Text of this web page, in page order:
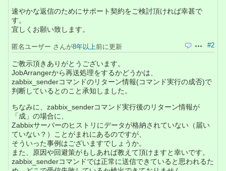
速やかな返信のためにサポート契約をご検討頂ければ幸甚で
す。
宜しくお願い致します。
引用 操作#2
匿名ユーザー さんが8年以上前に更新
ご教示頂きありがとうございます。
JobArrangerから再送処理をするかどうかは、
zabbix_senderコマンドのリターン情報(コマンド実行の成否)で
判断しているとのこと承知しました。
ちなみに、zabbix_senderコマンド実行後のリターン情報が
「成」の場合に、
Zabbixサーバーのヒストリにデータが格納されていない（届い
ていない？）ことがまれにあるのですが、
そういった事例はございますでしょうか。
また、原因や回避策がもしあれば教えて頂けますと幸いです。
zabbix_senderコマンドでは正常に送信できていると思われるた